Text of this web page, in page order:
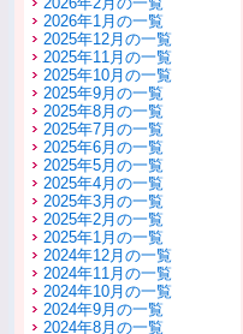
2026年1月の一覧
2025年12月の一覧
2025年11月の一覧
2025年10月の一覧
2025年9月の一覧
2025年8月の一覧
2025年7月の一覧
2025年6月の一覧
2025年5月の一覧
2025年4月の一覧
2025年3月の一覧
2025年2月の一覧
2025年1月の一覧
2024年12月の一覧
2024年11月の一覧
2024年10月の一覧
2024年9月の一覧
2024年8月の一覧